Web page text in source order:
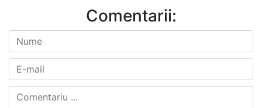
Comentarii: